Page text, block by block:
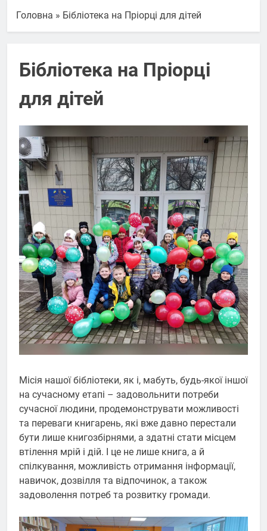
Головна » Бібліотека на Пріорці для дітей
Бібліотека на Пріорці
для дітей
Місія нашої бібліотеки, як і, мабуть, будь-якої іншої
на сучасному етапі – задовольнити потреби
сучасної людини, продемонструвати можливості
та переваги книгарень, які вже давно перестали
бути лише книгозбірнями, а здатні стати місцем
втілення мрій і дій. І це не лише книга, а й
спілкування, можливість отримання інформації,
навичок, дозвілля та відпочинок, а також
задоволення потреб та розвитку громади.